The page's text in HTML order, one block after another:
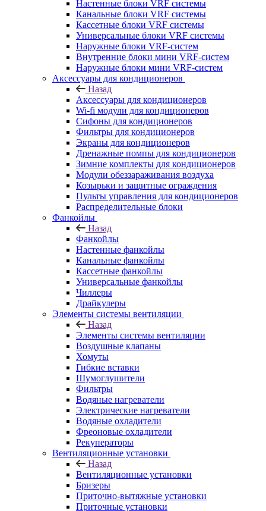
Настенные блоки VRF системы
Канальные блоки VRF системы
Кассетные блоки VRF системы
Универсальные блоки VRF системы
Наружные блоки VRF-систем
Внутренние блоки мини VRF-систем
Наружные блоки мини VRF-систем
Аксессуары для кондиционеров
Назад
Аксессуары для кондиционеров
Wi-fi модули для кондиционеров
Сифоны для кондиционеров
Фильтры для кондиционеров
Экраны для кондиционеров
Дренажные помпы для кондиционеров
Зимние комплекты для кондиционеров
Модули обеззараживания воздуха
Козырьки и защитные ограждения
Пульты управления для кондиционеров
Распределительные блоки
Фанкойлы
Назад
Фанкойлы
Настенные фанкойлы
Канальные фанкойлы
Кассетные фанкойлы
Универсальные фанкойлы
Чиллеры
Драйкулеры
Элементы системы вентиляции
Назад
Элементы системы вентиляции
Воздушные клапаны
Хомуты
Гибкие вставки
Шумоглушители
Фильтры
Водяные нагреватели
Электрические нагреватели
Водяные охладители
Фреоновые охладители
Рекуператоры
Вентиляционные установки
Назад
Вентиляционные установки
Бризеры
Приточно-вытяжные установки
Приточные установки